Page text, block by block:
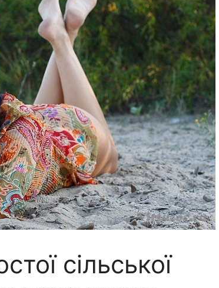
сільської